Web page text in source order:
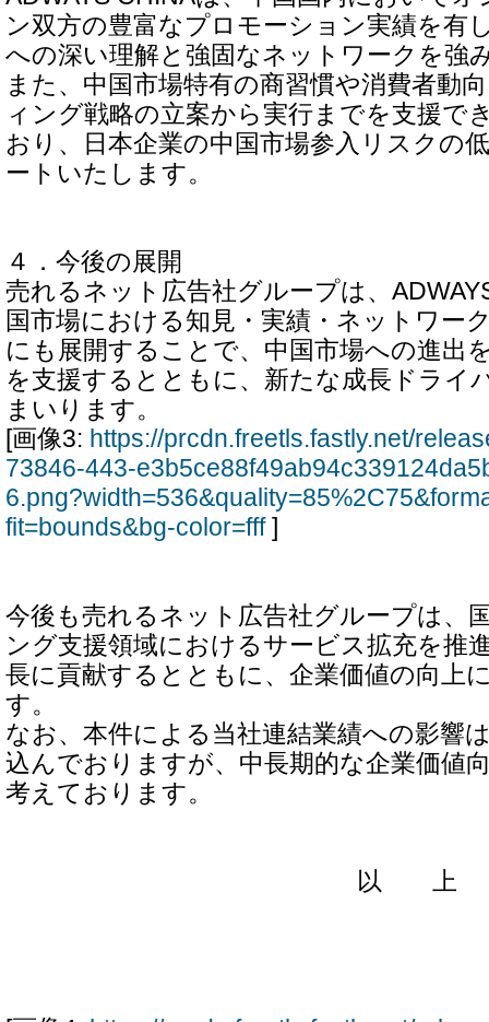
ン双方の豊富なプロモーション実績を有
への深い理解と強固なネットワークを強
また、中国市場特有の商習慣や消費者動
ィング戦略の立案から実行までを支援で
おり、日本企業の中国市場参入リスクの
ートいたします。
４．今後の展開
売れるネット広告社グループは、
国市場における知見・実績・ネットワー
にも展開することで、中国市場への進出
を支援するとともに、新たな成長ドライ
まいります。
[画像3: https://prcdn.freetls.fastly.net/
73846-443-
fit=bounds&bg-color=fff]
今後も売れるネット広告社グループは、
ング支援領域におけるサービス拡充を推
長に貢献するとともに、企業価値の向上
す。
なお、本件による当社連結業績への影響
込んでおりますが、中長期的な企業価値
考えております。
以 上